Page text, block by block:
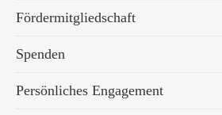
Fördermitgliedschaft
Spenden
Persönliches Engagement